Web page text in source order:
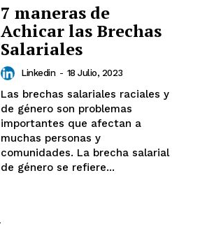
7 maneras de
Achicar las Brechas
Salariales
Linkedin - 18 Julio, 2023
Las brechas salariales raciales y
de género son problemas
importantes que afectan a
muchas personas y
comunidades. La brecha salarial
de género se refiere...